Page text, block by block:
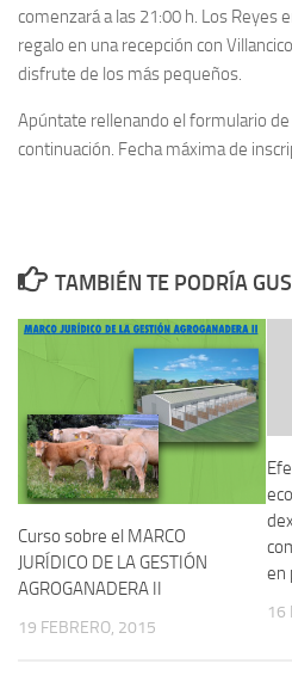
comenzará a las 21:00 h. Los Reyes
regalo en una recepción con
disfrute de los más pequeños.
Apúntate rellenando el formulario de
continuación. Fecha máxima de
TAMBIÉN TE PODRÍA
Curso sobre el MARCO
JURÍDICO DE LA GESTIÓN
AGROGANADERA II
19 FEBRERO, 2015
en
16